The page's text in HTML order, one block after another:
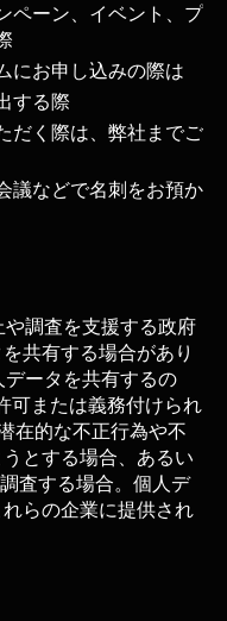
ペーン、イベント、プ
にお申し込みの際は
する際
だく際は、弊社までご
議などで名刺をお預か
調査を支援する政府
共有する場合があり
データを共有するの
可または義務付けられ
在的な不正行為や不
とする場合、あるい
査する場合。個人デ
らの企業に提供され